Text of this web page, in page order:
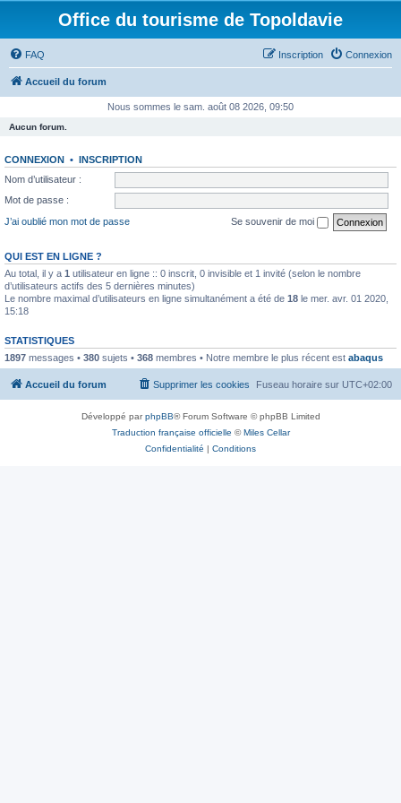
Office du tourisme de Topoldavie
FAQ Connexion
Inscription
Accueil du forum
Nous sommes le sam. août 08 2026, 09:50
Aucun forum.
CONNEXION • INSCRIPTION
Nom d’utilisateur :
Mot de passe :
J’ai oublié mon mot de passe
Se souvenir de moi
QUI EST EN LIGNE ?
Au total, il y a 1 utilisateur en ligne :: 0 inscrit, 0 invisible et 1 invité (selon le nombre
d’utilisateurs actifs des 5 dernières minutes)
Le nombre maximal d’utilisateurs en ligne simultanément a été de 18 le mer. avr. 01 2020,
15:18
STATISTIQUES
1897 messages • 380 sujets • 368 membres • Notre membre le plus récent est abaqus
Accueil du forum Fuseau horaire sur UTC+02:00
Supprimer les cookies
Développé parphpBB® Forum Software © phpBB Limited
Traduction française officielle ©Miles Cellar
Confidentialité | Conditions